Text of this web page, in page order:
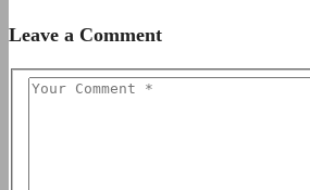
Leave a Comment